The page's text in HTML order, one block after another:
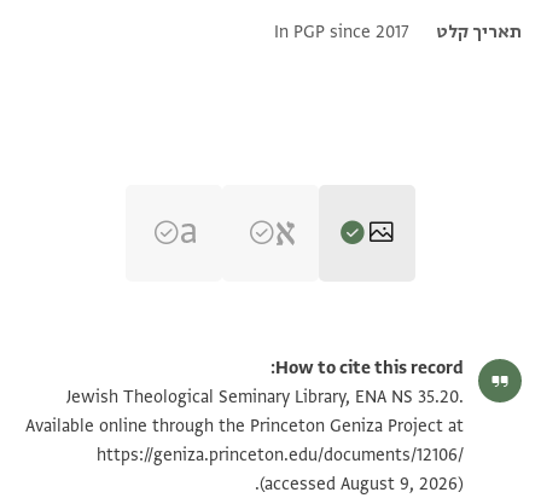
תאריך קלט In PGP since 2017
ENA NS 35.20 2 הגדל וסובב
תנאי היתר שימוש בתצלום
How to cite this record:
Jewish Theological Seminary Library, ENA NS 35.20.
Available online through the Princeton Geniza Project at
https://geniza.princeton.edu/documents/12106/
(accessed August 9, 2026).